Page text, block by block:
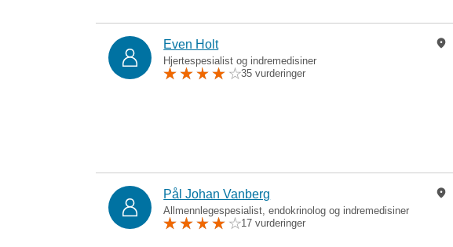
Even Holt
Hjertespesialist og indremedisiner
35 vurderinger
Pål Johan Vanberg
Allmennlegespesialist, endokrinolog og indremedisiner
17 vurderinger